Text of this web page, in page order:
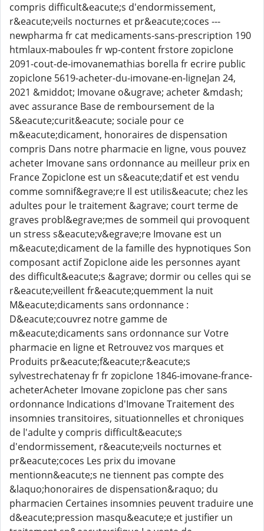
compris difficult&eacute;s d'endormissement,
r&eacute;veils nocturnes et pr&eacute;coces ---
newpharma fr cat medicaments-sans-prescription 190
htmlaux-maboules fr wp-content frstore zopiclone
2091-cout-de-imovanemathias borella fr ecrire public
zopiclone 5619-acheter-du-imovane-en-ligneJan 24,
2021 &middot; Imovane o&ugrave; acheter &mdash;
avec assurance Base de remboursement de la
S&eacute;curit&eacute; sociale pour ce
m&eacute;dicament, honoraires de dispensation
compris Dans notre pharmacie en ligne, vous pouvez
acheter Imovane sans ordonnance au meilleur prix en
France Zopiclone est un s&eacute;datif et est vendu
comme somnif&egrave;re Il est utilis&eacute; chez les
adultes pour le traitement &agrave; court terme de
graves probl&egrave;mes de sommeil qui provoquent
un stress s&eacute;v&egrave;re Imovane est un
m&eacute;dicament de la famille des hypnotiques Son
composant actif Zopiclone aide les personnes ayant
des difficult&eacute;s &agrave; dormir ou celles qui se
r&eacute;veillent fr&eacute;quemment la nuit
M&eacute;dicaments sans ordonnance :
D&eacute;couvrez notre gamme de
m&eacute;dicaments sans ordonnance sur Votre
pharmacie en ligne et Retrouvez vos marques et
Produits pr&eacute;f&eacute;r&eacute;s
sylvestrechatenay fr fr zopiclone 1846-imovane-france-
acheterAcheter Imovane zopiclone pas cher sans
ordonnance Indications d'Imovane Traitement des
insomnies transitoires, situationnelles et chroniques
de l'adulte y compris difficult&eacute;s
d'endormissement, r&eacute;veils nocturnes et
pr&eacute;coces Les prix du imovane
mentionn&eacute;s ne tiennent pas compte des
&laquo;honoraires de dispensation&raquo; du
pharmacien Certaines insomnies peuvent traduire une
d&eacute;pression masqu&eacute;e et justifier un